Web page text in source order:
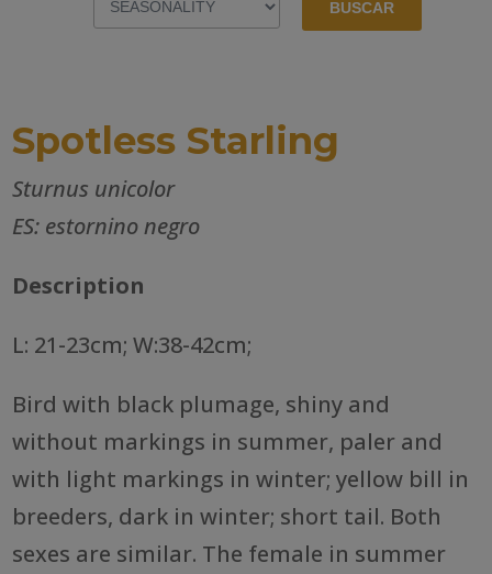
Spotless Starling
Sturnus unicolor
ES: estornino negro
Description
L: 21-23cm; W:38-42cm;
Bird with black plumage, shiny and
without markings in summer, paler and
with light markings in winter; yellow bill in
breeders, dark in winter; short tail. Both
sexes are similar. The female in summer